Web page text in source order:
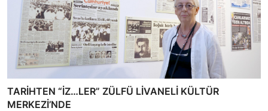
TARİHTEN “İZ…LER” ZÜLFÜ LİVANELİ KÜLTÜR
MERKEZİ’NDE